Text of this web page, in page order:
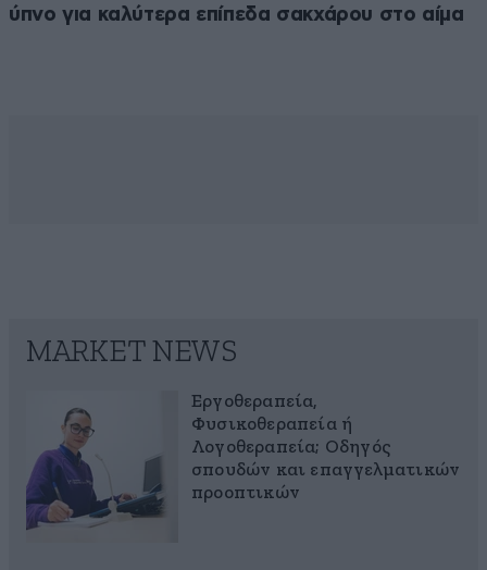
ύπνο για καλύτερα επίπεδα σακχάρου στο αίμα
MARKET NEWS
Εργοθεραπεία,
Φυσικοθεραπεία ή
Λογοθεραπεία; Οδηγός
σπουδών και επαγγελματικών
προοπτικών